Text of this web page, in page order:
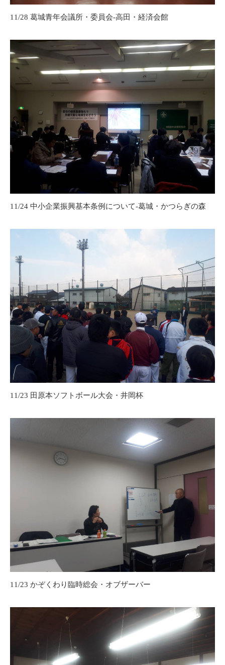
11/28 葛城青年会議所・委員会-高田・経済会館
11/24 中小企業振興基本条例について-葛城・かつらぎの森
11/23 田原本ソフトボール大会・井岡杯
11/23 かぞくわり臨時総会・オブザーバー